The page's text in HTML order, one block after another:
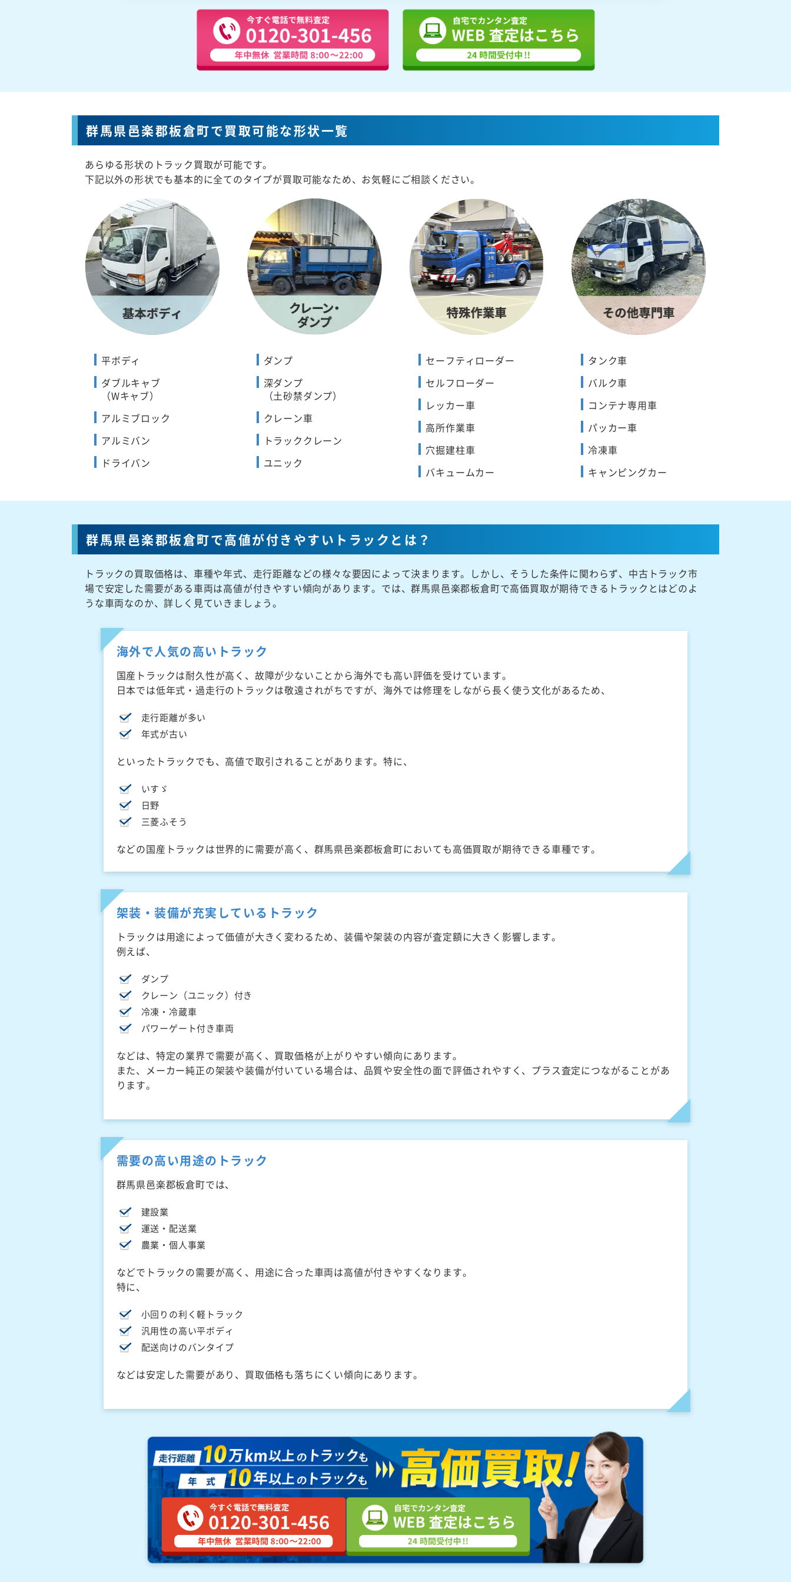
群馬県邑楽郡板倉町で買取可能な形状一覧
あらゆる形状のトラック買取が可能です。
下記以外の形状でも基本的に全てのタイプが買取可能なため、お気軽にご相談ください。
平ボディ
ダブルキャブ
（Wキャブ）
アルミブロック
アルミバン
ドライバン
ダンプ
深ダンプ
（土砂禁ダンプ）
クレーン車
トラッククレーン
ユニック
セーフティローダー
セルフローダー
レッカー車
高所作業車
穴掘建柱車
バキュームカー
タンク車
バルク車
コンテナ専用車
パッカー車
冷凍車
キャンピングカー
群馬県邑楽郡板倉町で高値が付きやすいトラックとは？
トラックの買取価格は、車種や年式、走行距離などの様々な要因によって決まります。しかし、そうした条件に関わらず、中古トラック市
場で安定した需要がある車両は高値が付きやすい傾向があります。では、群馬県邑楽郡板倉町で高価買取が期待できるトラックとはどのよ
うな車両なのか、詳しく見ていきましょう。
海外で人気の高いトラック
国産トラックは耐久性が高く、故障が少ないことから海外でも高い評価を受けています。
日本では低年式・過走行のトラックは敬遠されがちですが、海外では修理をしながら長く使う文化があるため、
走行距離が多い
年式が古い
といったトラックでも、高値で取引されることがあります。特に、
いすゞ
日野
三菱ふそう
などの国産トラックは世界的に需要が高く、群馬県邑楽郡板倉町においても高価買取が期待できる車種です。
架装・装備が充実しているトラック
トラックは用途によって価値が大きく変わるため、装備や架装の内容が査定額に大きく影響します。
例えば、
ダンプ
クレーン（ユニック）付き
冷凍・冷蔵車
パワーゲート付き車両
などは、特定の業界で需要が高く、買取価格が上がりやすい傾向にあります。
また、メーカー純正の架装や装備が付いている場合は、品質や安全性の面で評価されやすく、プラス査定につながることがあ
ります。
需要の高い用途のトラック
群馬県邑楽郡板倉町では、
建設業
運送・配送業
農業・個人事業
などでトラックの需要が高く、用途に合った車両は高値が付きやすくなります。
特に、
小回りの利く軽トラック
汎用性の高い平ボディ
配送向けのバンタイプ
などは安定した需要があり、買取価格も落ちにくい傾向にあります。